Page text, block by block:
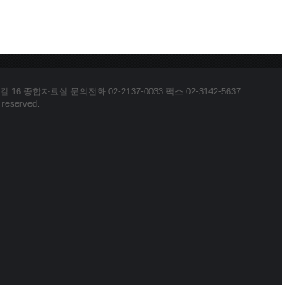
16 종합자료실 문의전화 02-2137-0033 팩스 02-3142-5637